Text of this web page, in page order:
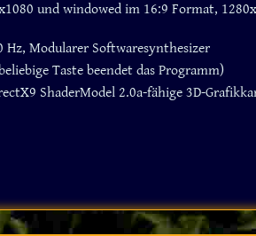
und windowed im 16:9 Format,
Hz, Modularer Softwaresynthesizer
Taste beendet das Programm)
ShaderModel 2.0a-fähige 3D-